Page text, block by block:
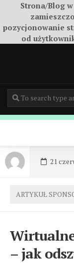
Strona/Blog
pozycjonowanie
od
21
ARTYKUŁ
– jak